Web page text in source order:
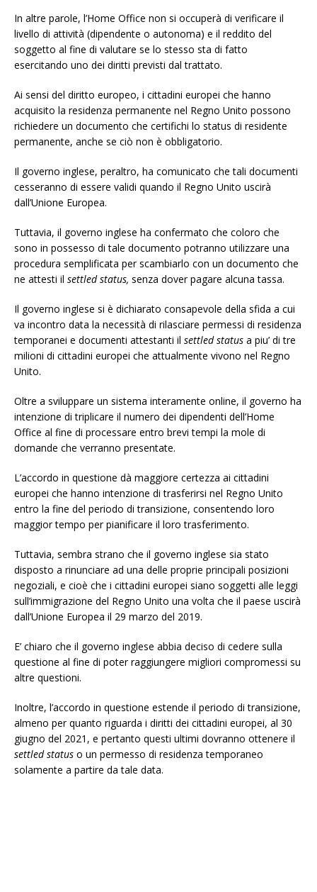
In altre parole, l’Home Office non si occuperà di verificare il
livello di attività (dipendente o autonoma) e il reddito del
soggetto al fine di valutare se lo stesso sta di fatto
esercitando uno dei diritti previsti dal trattato.
Ai sensi del diritto europeo, i cittadini europei che hanno
acquisito la residenza permanente nel Regno Unito possono
richiedere un documento che certifichi lo status di residente
permanente, anche se ciò non è obbligatorio.
Il governo inglese, peraltro, ha comunicato che tali documenti
cesseranno di essere validi quando il Regno Unito uscirà
dall’Unione Europea.
Tuttavia, il governo inglese ha confermato che coloro che
sono in possesso di tale documento potranno utilizzare una
procedura semplificata per scambiarlo con un documento che
ne attesti il settled status, senza dover pagare alcuna tassa.
Il governo inglese si è dichiarato consapevole della sfida a cui
va incontro data la necessità di rilasciare permessi di residenza
temporanei e documenti attestanti il settled status a piu’ di tre
milioni di cittadini europei che attualmente vivono nel Regno
Unito.
Oltre a sviluppare un sistema interamente online, il governo ha
intenzione di triplicare il numero dei dipendenti dell’Home
Office al fine di processare entro brevi tempi la mole di
domande che verranno presentate.
L’accordo in questione dà maggiore certezza ai cittadini
europei che hanno intenzione di trasferirsi nel Regno Unito
entro la fine del periodo di transizione, consentendo loro
maggior tempo per pianificare il loro trasferimento.
Tuttavia, sembra strano che il governo inglese sia stato
disposto a rinunciare ad una delle proprie principali posizioni
negoziali, e cioè che i cittadini europei siano soggetti alle leggi
sull’immigrazione del Regno Unito una volta che il paese uscirà
dall’Unione Europea il 29 marzo del 2019.
E’ chiaro che il governo inglese abbia deciso di cedere sulla
questione al fine di poter raggiungere migliori compromessi su
altre questioni.
Inoltre, l’accordo in questione estende il periodo di transizione,
almeno per quanto riguarda i diritti dei cittadini europei, al 30
giugno del 2021, e pertanto questi ultimi dovranno ottenere il
settled status o un permesso di residenza temporaneo
solamente a partire da tale data.